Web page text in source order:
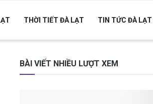
THỜI TIẾT ĐÀ LẠT TIN TỨC ĐÀ LẠT
BÀI VIẾT NHIỀU LƯỢT XEM